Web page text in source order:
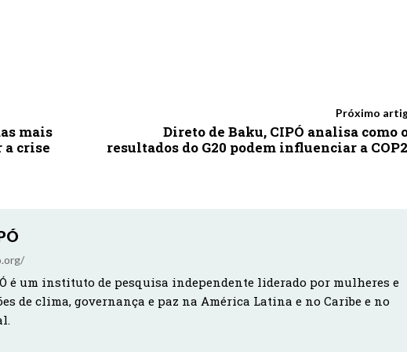
mais
a crise
Próximo
Direto de Baku, CIPÓ analisa como
resultados do G20 podem influenciar a
é um instituto de pesquisa independente liderado por mulheres e
de clima, governança e paz na América Latina e no Caribe e no